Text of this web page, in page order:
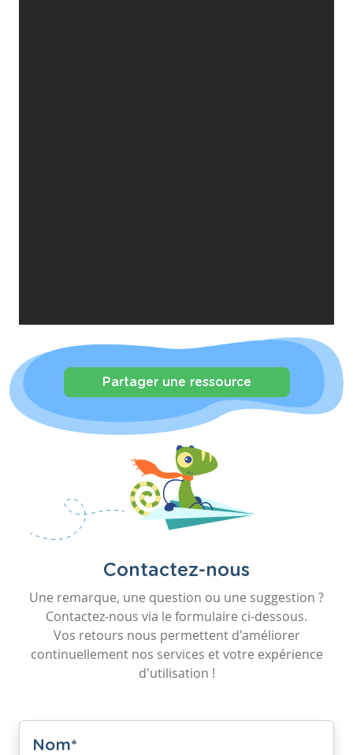
Partager une ressource
Contactez-nous
Une remarque, une question ou une suggestion ?
Contactez-nous via le formulaire ci-dessous.
Vos retours nous permettent d'améliorer
continuellement nos services et votre expérience
d'utilisation !
Nom*